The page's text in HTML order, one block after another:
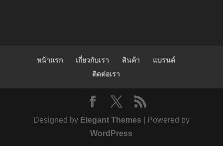
หน้าแรก เกี่ยวกับเรา สินค้า
แบรนด์
ติดต่อเรา
Designed by Elegant Themes | Powered by
WordPress